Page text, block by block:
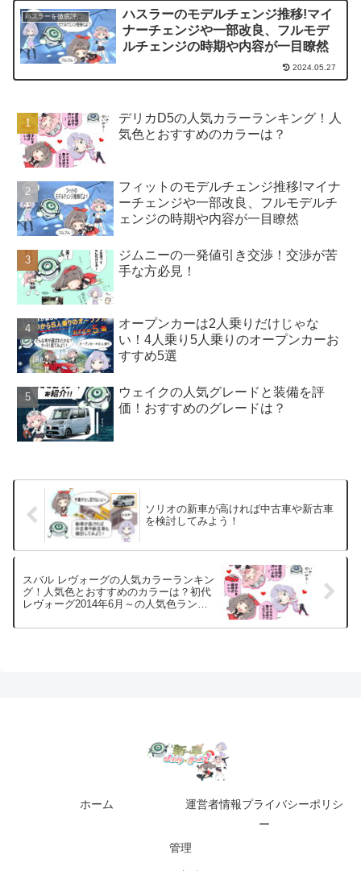
ハスラーを徹底評価！
ハスラーのモデルチェンジ推移!マイ
ナーチェンジや一部改良、フルモデ
ルチェンジの時期や内容が一目瞭然
2024.05.27
デリカD5の人気カラーランキング！人
気色とおすすめのカラーは？
フィットのモデルチェンジ推移!マイナ
ーチェンジや一部改良、フルモデルチ
ェンジの時期や内容が一目瞭然
ジムニーの一発値引き交渉！交渉が苦
手な方必見！
オープンカーは2人乗りだけじゃな
い！4人乗り5人乗りのオープンカーお
すすめ5選
ウェイクの人気グレードと装備を評
価！おすすめのグレードは？
ソリオの新車が高ければ中古車や新古車
を検討してみよう！
スバル レヴォーグの人気カラーランキン
グ！人気色とおすすめのカラーは？初代
レヴォーグ2014年6月～の人気色ランキ
ホーム
運営者情報プライバシーポリシ
ー
管理